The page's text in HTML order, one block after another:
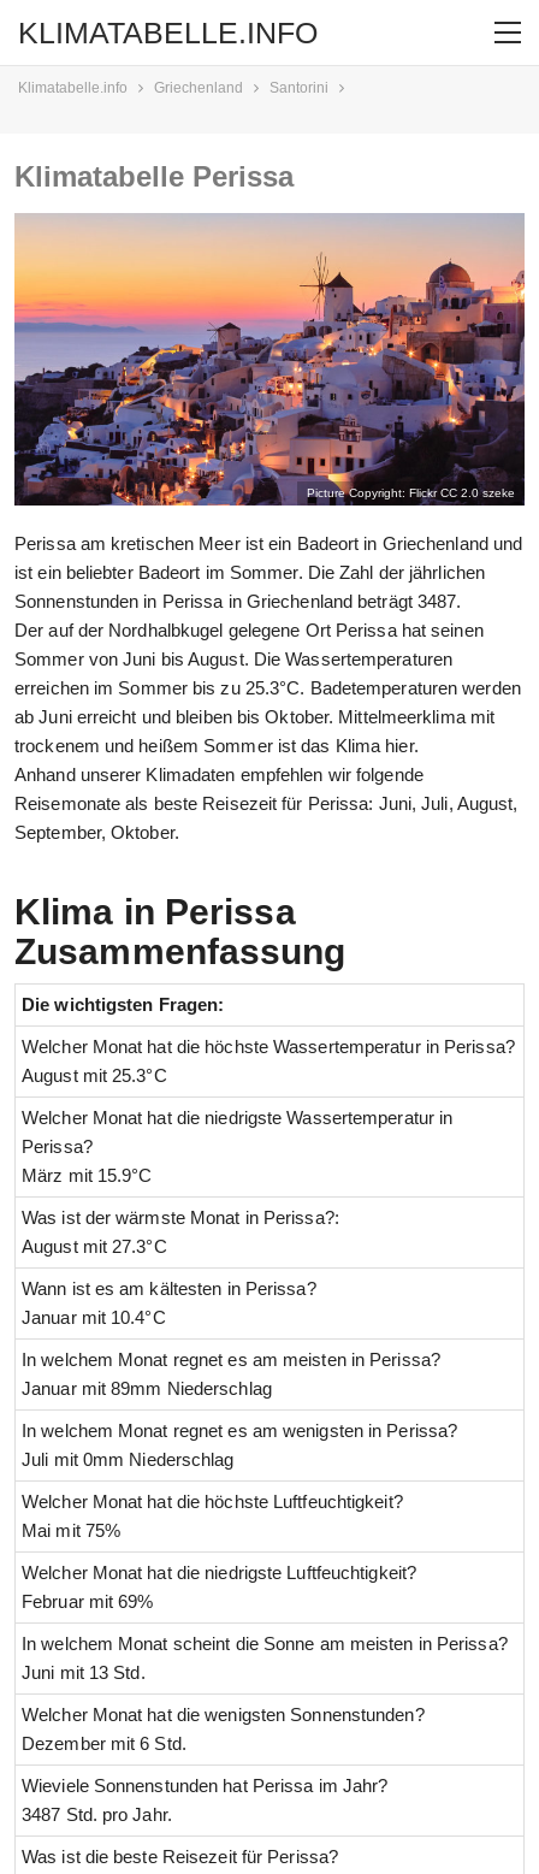
KLIMATABELLE.INFO
Klimatabelle.info Griechenland Santorini
Klimatabelle Perissa
Picture Copyright: Flickr CC 2.0szeke
Perissa am kretischen Meer ist ein Badeort in Griechenland und
ist ein beliebter Badeort im Sommer. Die Zahl der jährlichen
Sonnenstunden in Perissa in Griechenland beträgt 3487.
Der auf der Nordhalbkugel gelegene Ort Perissa hat seinen
Sommer von Juni bis August. Die Wassertemperaturen
erreichen im Sommer bis zu 25.3°C. Badetemperaturen werden
ab Juni erreicht und bleiben bis Oktober. Mittelmeerklima mit
trockenem und heißem Sommer ist das Klima hier.
Anhand unserer Klimadaten empfehlen wir folgende
Reisemonate als beste Reisezeit für Perissa: Juni, Juli, August,
September, Oktober.
Klima in Perissa
Zusammenfassung
Die wichtigsten Fragen:
Welcher Monat hat die höchste Wassertemperatur in Perissa?
August mit 25.3°C
Welcher Monat hat die niedrigste Wassertemperatur in
Perissa?
März mit 15.9°C
Was ist der wärmste Monat in Perissa?:
August mit 27.3°C
Wann ist es am kältesten in Perissa?
Januar mit 10.4°C
In welchem Monat regnet es am meisten in Perissa?
Januar mit 89mm Niederschlag
In welchem Monat regnet es am wenigsten in Perissa?
Juli mit 0mm Niederschlag
Welcher Monat hat die höchste Luftfeuchtigkeit?
Mai mit 75%
Welcher Monat hat die niedrigste Luftfeuchtigkeit?
Februar mit 69%
In welchem Monat scheint die Sonne am meisten in Perissa?
Juni mit 13 Std.
Welcher Monat hat die wenigsten Sonnenstunden?
Dezember mit 6 Std.
Wieviele Sonnenstunden hat Perissa im Jahr?
3487 Std. pro Jahr.
Was ist die beste Reisezeit für Perissa?